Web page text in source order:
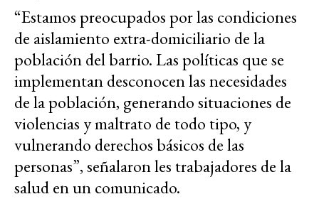
“Estamos preocupados por las condiciones
de aislamiento extra-domiciliario de la
población del barrio. Las políticas que se
implementan desconocen las necesidades
de la población, generando situaciones de
violencias y maltrato de todo tipo, y
vulnerando derechos básicos de las
personas”, señalaron les trabajadores de la
salud en un comunicado.